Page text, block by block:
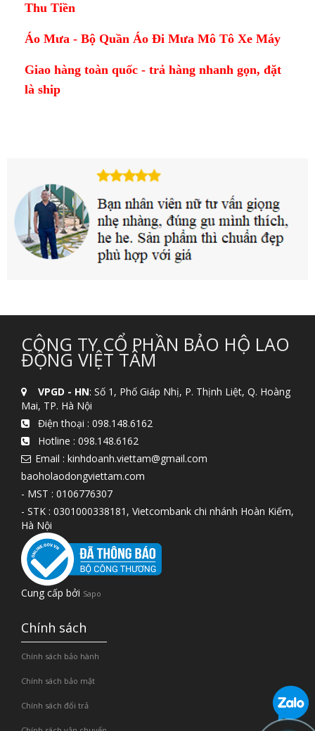
Thu Tiền
Áo Mưa - Bộ Quần Áo Đi Mưa Mô Tô Xe Máy
Giao hàng toàn quốc - trả hàng nhanh gọn, đặt
là ship
CÔNG TY CỔ PHẦN BẢO HỘ LAO
ĐỘNG VIỆT TÂM
VPGD - HN: Số 1, Phố Giáp Nhị, P. Thịnh Liệt, Q. Hoàng
Mai, TP. Hà Nội
Điện thoại : 098.148.6162
Hotline : 098.148.6162
Email : kinhdoanh.viettam@gmail.com
baoholaodongviettam.com
- MST : 0106776307
- STK : 0301000338181, Vietcombank chi nhánh Hoàn Kiếm,
Hà Nội
Cung cấp bởi Sapo
Chính sách
Chính sách bảo hành
Chính sách bảo mật
Chính sách đổi trả